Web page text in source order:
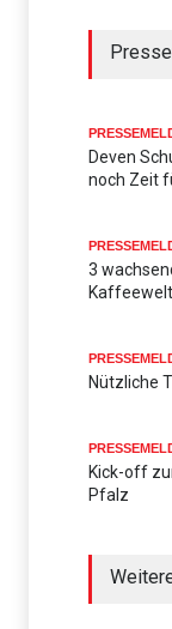
Deven
noch Zeit
3
Nützliche
Kick-off
Pfalz